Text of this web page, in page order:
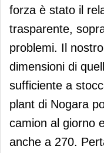
forza è stato il
trasparente,
problemi. Il
dimensioni di
sufficiente a
plant di Nogara
camion al giorno
anche a 270.